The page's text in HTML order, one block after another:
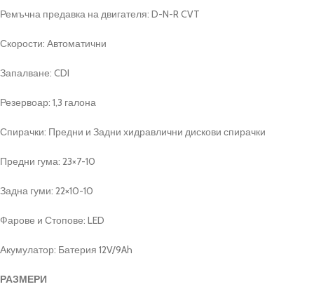
Ремъчна предавка на двигателя: D-N-R CVT
Скорости: Автоматични
Запалване: CDI
Резервоар: 1,3 галона
Спирачки: Предни и Задни хидравлични дискови спирачки
Предни гума: 23×7-10
Задна гуми: 22×10-10
Фарове и Стопове: LED
Акумулатор: Батерия 12V/9Ah
РАЗМЕРИ